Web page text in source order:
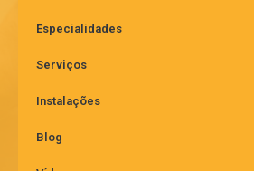
Especialidades
Serviços
Instalações
Blog